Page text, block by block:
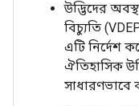
উদ্ভিদের
বিচ্যুতি
এটি নির্দেশ
ঐতিহাসিক
সাধারণভাবে